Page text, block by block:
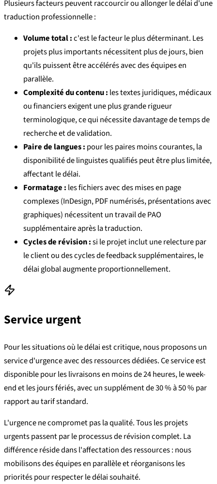
Plusieurs facteurs peuvent raccourcir ou allonger le délai d'une
traduction professionnelle :
Volume total :c'est le facteur le plus déterminant. Les
projets plus importants nécessitent plus de jours, bien
qu'ils puissent être accélérés avec des équipes en
parallèle.
Complexité du contenu : les textes juridiques, médicaux
ou financiers exigent une plus grande rigueur
terminologique, ce qui nécessite davantage de temps de
recherche et de validation.
Paire de langues : pour les paires moins courantes, la
disponibilité de linguistes qualifiés peut être plus limitée,
affectant le délai.
Formatage : les fichiers avec des mises en page
complexes (InDesign, PDF numérisés, présentations avec
graphiques) nécessitent un travail de PAO
supplémentaire après la traduction.
Cycles de révision :si le projet inclut une relecture par
le client ou des cycles de feedback supplémentaires, le
délai global augmente proportionnellement.
Service urgent
Pour les situations où le délai est critique, nous proposons un
service d'urgence avec des ressources dédiées. Ce service est
disponible pour les livraisons en moins de 24 heures, le week-
end et les jours fériés, avec un supplément de 30 % à 50 % par
rapport au tarif standard.
L'urgence ne compromet pas la qualité. Tous les projets
urgents passent par le processus de révision complet. La
différence réside dans l'affectation des ressources : nous
mobilisons des équipes en parallèle et réorganisons les
priorités pour respecter le délai souhaité.